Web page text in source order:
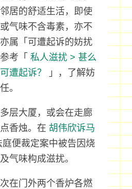
居的舒适生活，即使
气味不含毒素，亦不
属「可遭起诉的妨扰
考「 私人滋扰 > 甚么
遭起诉？
」，了解妨
。
层大厦，或会在走廊
香烛。在 胡伟欣诉马
便裁定案中被告因烧
气味构成滋扰。
在门外两个香炉各燃